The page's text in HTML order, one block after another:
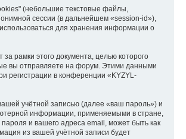
(небольшие текстовые файлы,
сессии (в дальнейшем «session-id»),
для хранения информации о
рамки этого документа, целью которого
вы отправляете на форум. Этими данными
регистрации в конференции «KYZYL-
учётной записью (далее «ваш пароль») и
информации, применяемыми в стране,
и вашего адреса email, может быть как
из вашей учётной записи будет